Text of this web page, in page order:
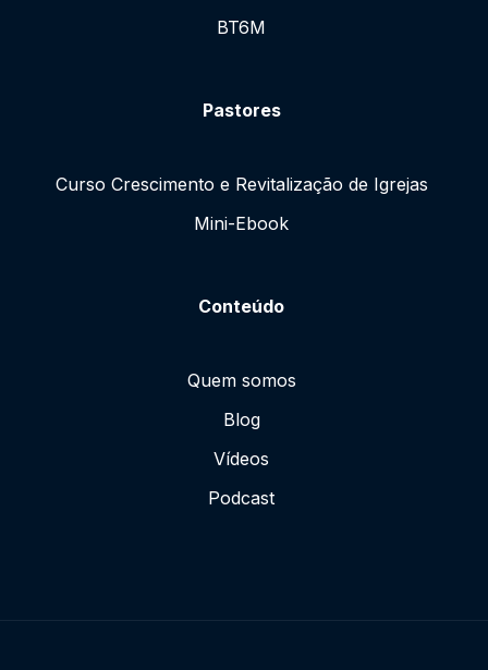
BT6M
Pastores
Curso Crescimento e Revitalização de Igrejas
Mini-Ebook
Conteúdo
Quem somos
Blog
Vídeos
Podcast